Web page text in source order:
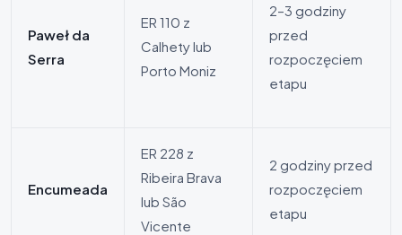
Paweł da
Serra
ER 110 z
Calhety lub
Porto Moniz
2–3 godziny
przed
rozpoczęciem
etapu
Encumeada
ER 228 z
Ribeira Brava
lub São
Vicente
2 godziny przed
rozpoczęciem
etapu